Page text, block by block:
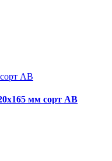
мм сорт AB